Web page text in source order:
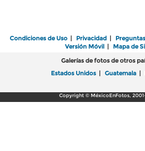
Condiciones de Uso | Privacidad |
Versión Móvil| Mapa de
Galerías de fotos de otros
Estados Unidos | Guatemala |
Copyright © MéxicoEnFotos,